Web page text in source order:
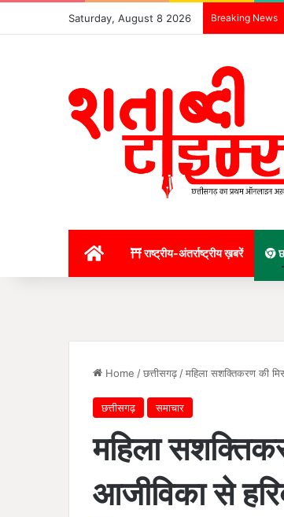
Saturday, August 8 2026 Breaking News
राष्ट्रीय-अंतर्राष्ट्रीय ख़बरें
Home /छत्तीसगढ़ /महिला सशक्तिकरण की
छत्तीसगढ़ समाचार
महिला
आजीविका से